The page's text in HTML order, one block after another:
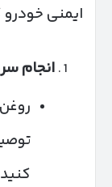
ایمنی
انجام